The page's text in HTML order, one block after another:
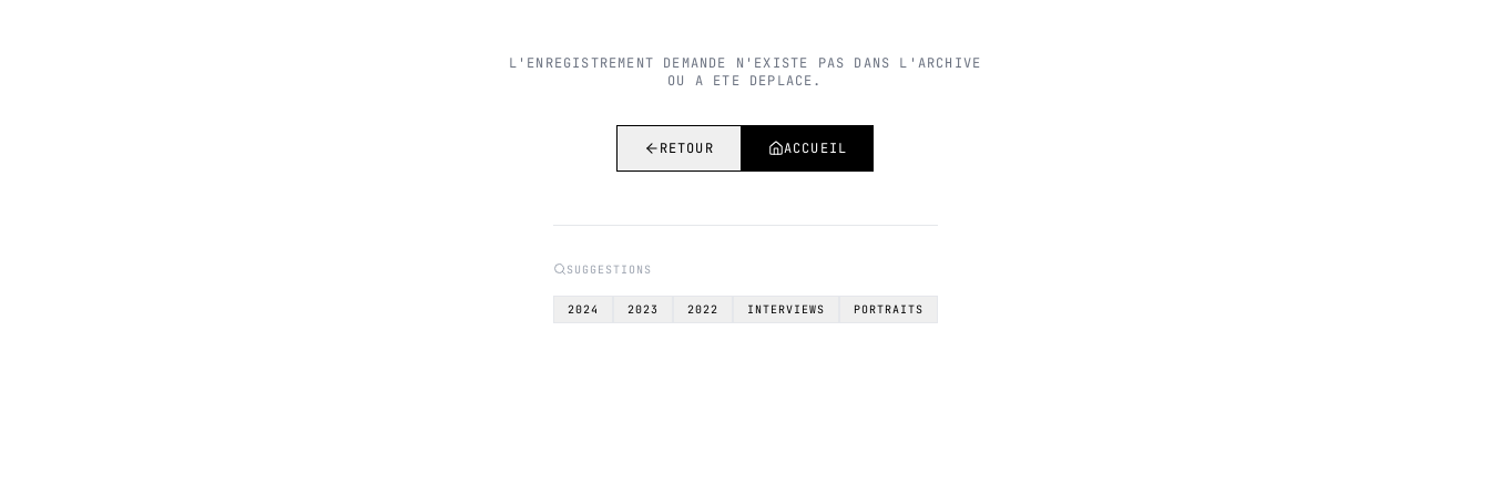
L'ENREGISTREMENT DEMANDE N'EXISTE PAS DANS L'ARCHIVE
OU A ETE DEPLACE.
RETOUR ACCUEIL
SUGGESTIONS
2024 2023 2022 INTERVIEWS PORTRAITS